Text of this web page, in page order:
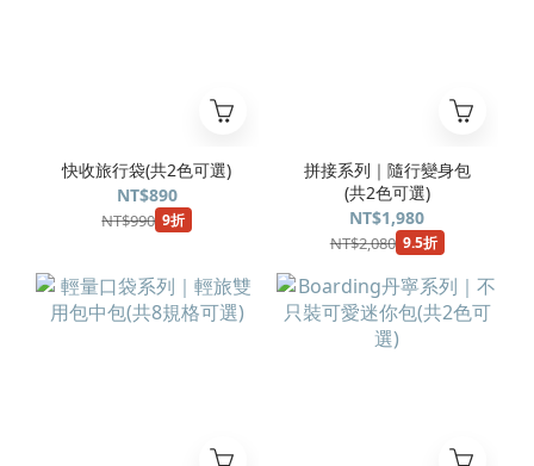
快收旅行袋(共2色可選)
NT$890
NT$990 9折
拼接系列｜隨行變身包
(共2色可選)
NT$1,980
NT$2,080 9.5折